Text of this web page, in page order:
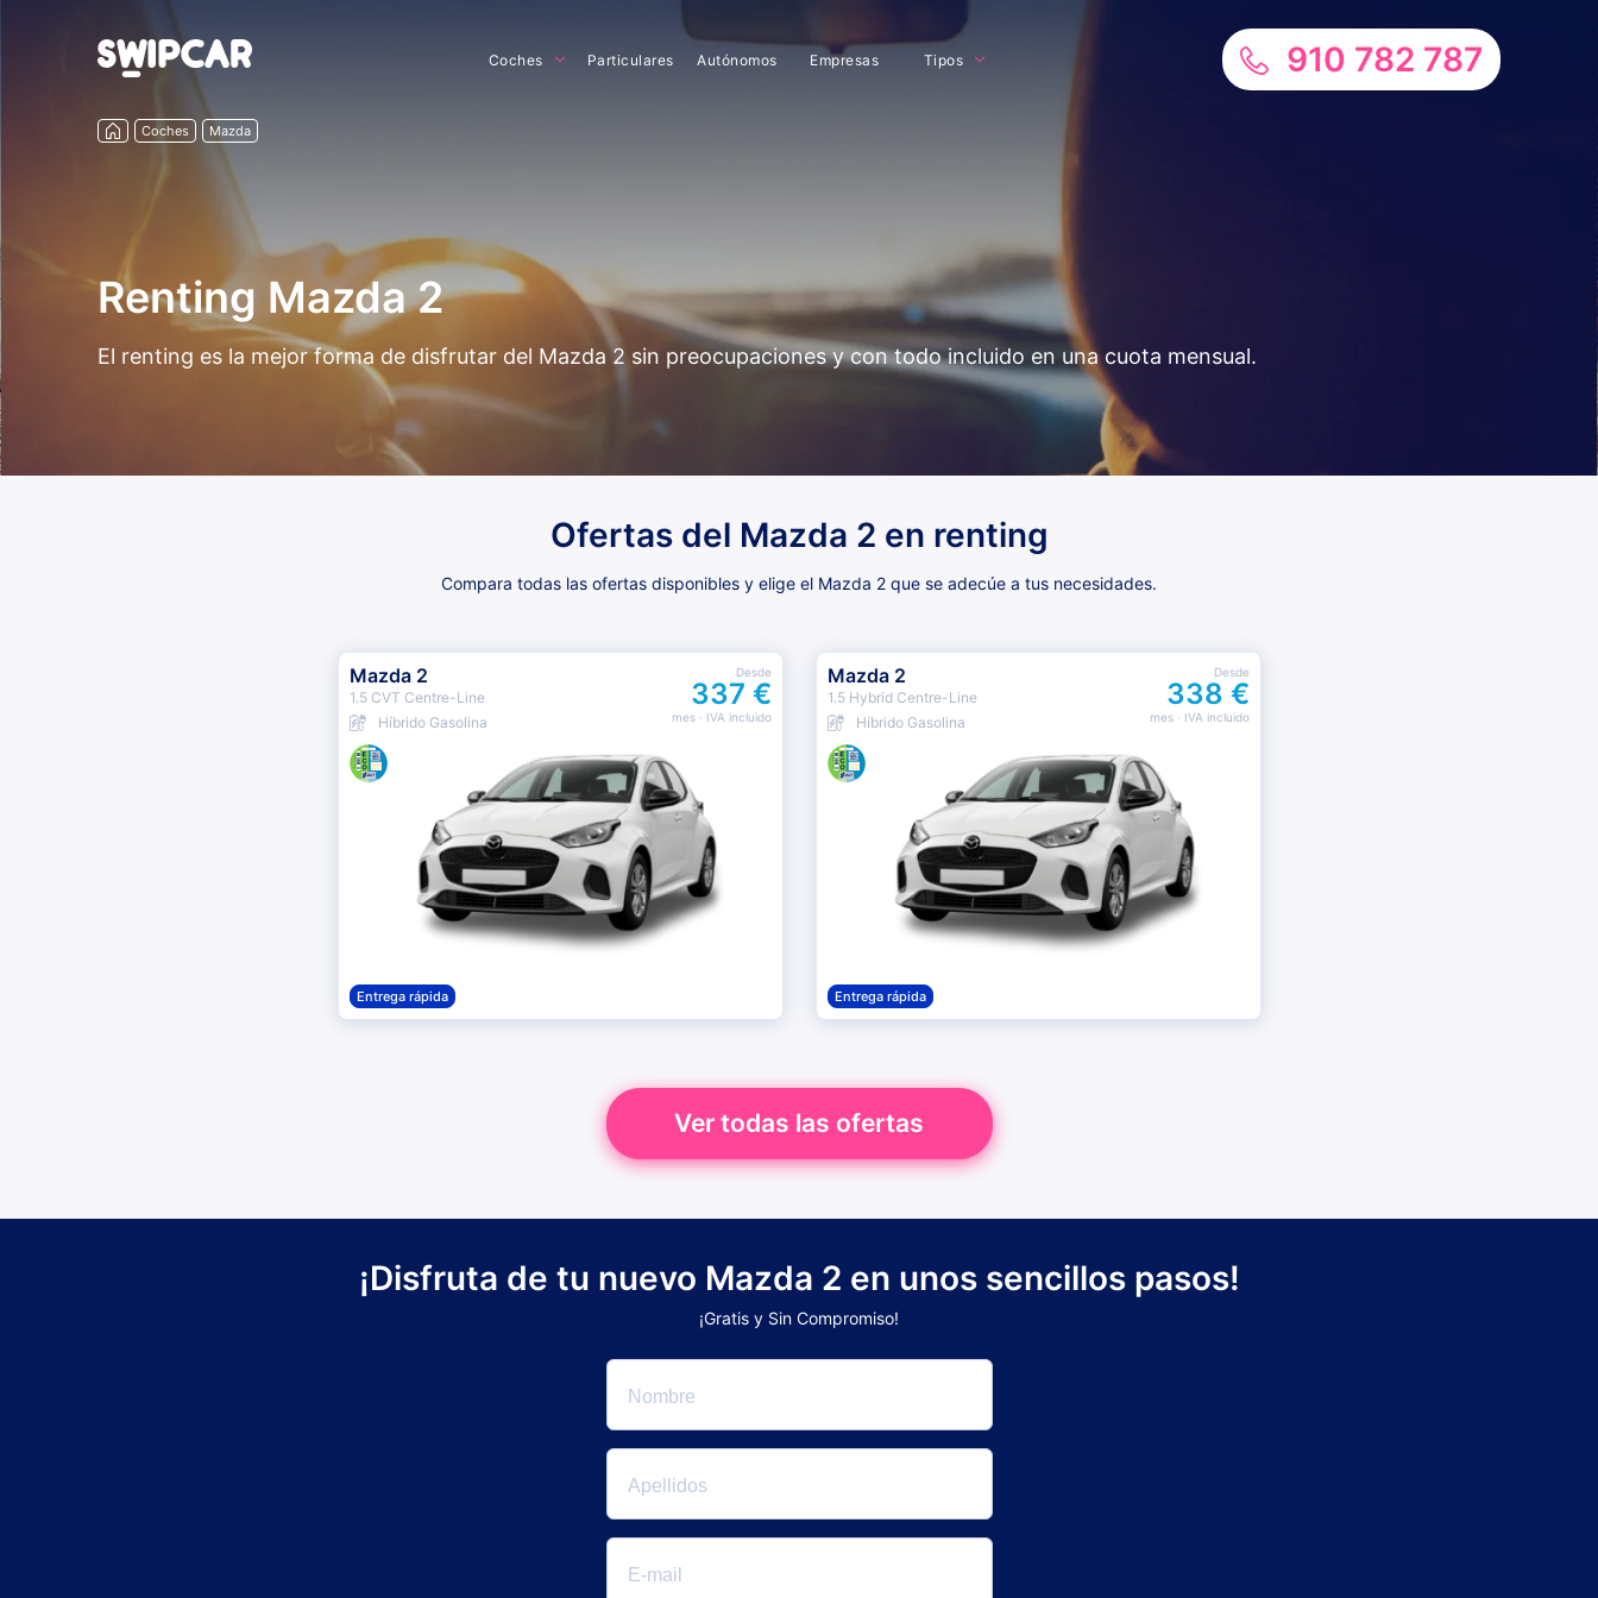
Coches Particulares Autónomos Empresas Tipos 910 782 787
Coches Mazda
Renting Mazda 2
El renting es la mejor forma de disfrutar del Mazda 2 sin preocupaciones y con todo incluido en una cuota mensual.
Ofertas del Mazda 2 en renting
Compara todas las ofertas disponibles y elige el Mazda 2 que se adecúe a tus necesidades.
Mazda 2
1.5 CVT Centre-Line
Híbrido Gasolina
Desde
337 €
mes· IVA incluido
Entrega rápida
Mazda 2
1.5 Hybrid Centre-Line
Híbrido Gasolina
Desde
338 €
mes· IVA incluido
Entrega rápida
Ver todas las ofertas
¡Disfruta de tu nuevo Mazda 2 en unos sencillos pasos!
¡Gratis y Sin Compromiso!